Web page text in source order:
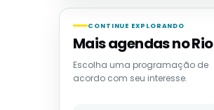
CONTINUE EXPLORANDO
Mais agendas no Rio
Escolha uma programação de
acordo com seu interesse.